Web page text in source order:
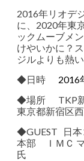
2016年リオデ
に、2020年東
ックムーブメ
けやいかに？
ジルよりも熱
◆日時 2016
◆場所 TKP新
東京都新宿区
◆GUEST 日本
本部 ＩＭＣ マ
氏